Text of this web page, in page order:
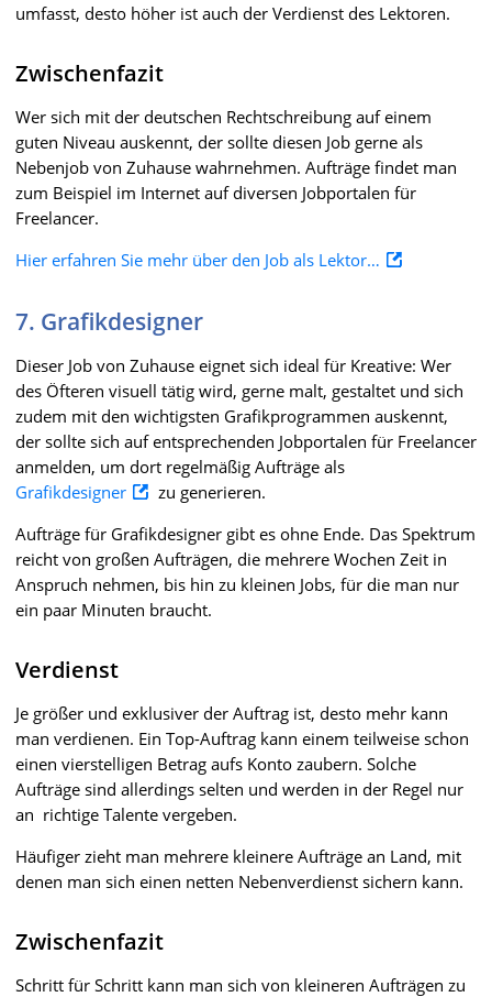
umfasst, desto höher ist auch der Verdienst des Lektoren.
Zwischenfazit
Wer sich mit der deutschen Rechtschreibung auf einem
guten Niveau auskennt, der sollte diesen Job gerne als
Nebenjob von Zuhause wahrnehmen. Aufträge findet man
zum Beispiel im Internet auf diversen Jobportalen für
Freelancer.
Hier erfahren Sie mehr über den Job als Lektor…
7. Grafikdesigner
Dieser Job von Zuhause eignet sich ideal für Kreative: Wer
des Öfteren visuell tätig wird, gerne malt, gestaltet und sich
zudem mit den wichtigsten Grafikprogrammen auskennt,
der sollte sich auf entsprechenden Jobportalen für Freelancer
anmelden, um dort regelmäßig Aufträge als
Grafikdesigner
zu generieren.
Aufträge für Grafikdesigner gibt es ohne Ende. Das Spektrum
reicht von großen Aufträgen, die mehrere Wochen Zeit in
Anspruch nehmen, bis hin zu kleinen Jobs, für die man nur
ein paar Minuten braucht.
Verdienst
Je größer und exklusiver der Auftrag ist, desto mehr kann
man verdienen. Ein Top-Auftrag kann einem teilweise schon
einen vierstelligen Betrag aufs Konto zaubern. Solche
Aufträge sind allerdings selten und werden in der Regel nur
an richtige Talente vergeben.
Häufiger zieht man mehrere kleinere Aufträge an Land, mit
denen man sich einen netten Nebenverdienst sichern kann.
Zwischenfazit
Schritt für Schritt kann man sich von kleineren Aufträgen zu